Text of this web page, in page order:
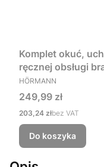
Komplet okuć,
ręcznej obsługi
PRODUCENT
HÖRMANN
Cena
249,99 zł
Cena
203,24 złbez VAT
Do koszyka